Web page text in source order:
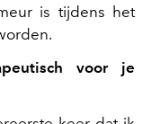
is tijdens het
voor je